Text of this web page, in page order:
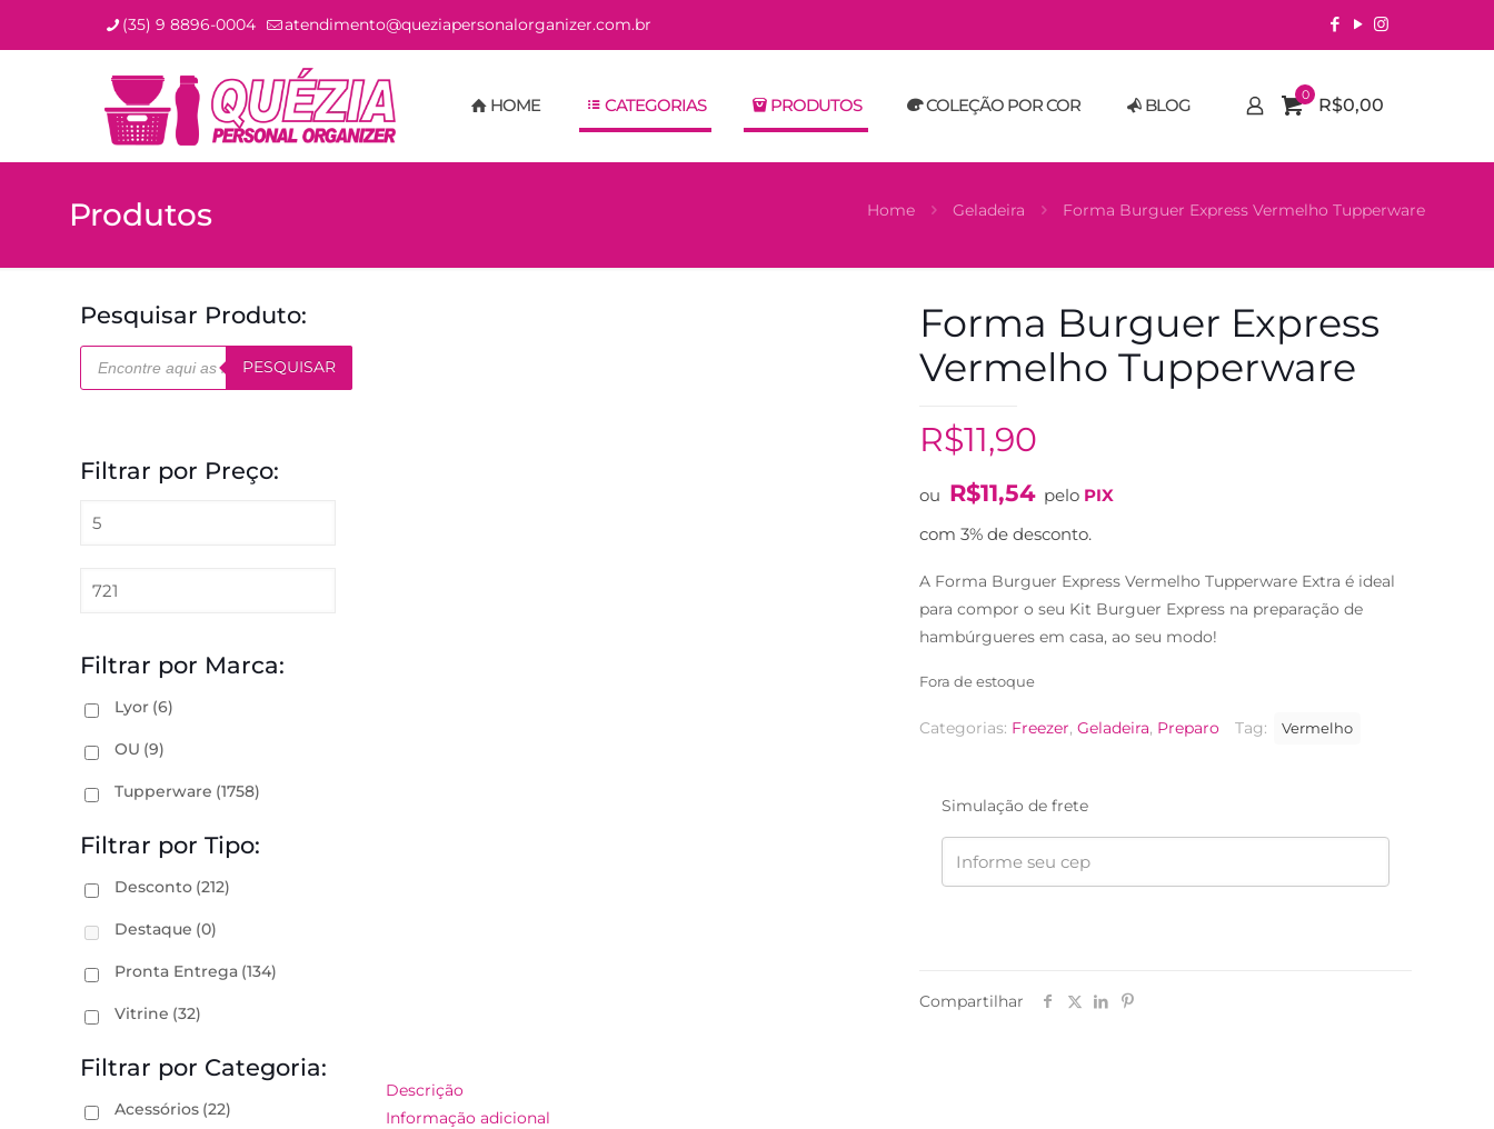
(35) 9 8896-0004 atendimento@queziapersonalorganizer.com.br
HOME CATEGORIAS PRODUTOS COLEÇÃO POR COR BLOG 0 R$0,00
Produtos Home Geladeira Forma Burguer Express Vermelho Tupperware
Forma Burguer Express
Vermelho Tupperware
R$11,90
ou R$11,54 pelo PIX
com 3% de desconto.
A Forma Burguer Express Vermelho Tupperware Extra é ideal
para compor o seu Kit Burguer Express na preparação de
hambúrgueres em casa, ao seu modo!
Fora de estoque
Categorias: Freezer, Geladeira, Preparo Tag: Vermelho
Simulação de frete
Compartilhar
Descrição
Informação adicional
Pesquisar Produto:
Pesquisar
produtos PESQUISAR
Filtrar por Preço:
Filtrar por Marca:
Lyor (6)
OU (9)
Tupperware (1758)
Filtrar por Tipo:
Desconto (212)
Destaque (0)
Pronta Entrega (134)
Vitrine (32)
Filtrar por Categoria:
Acessórios (22)